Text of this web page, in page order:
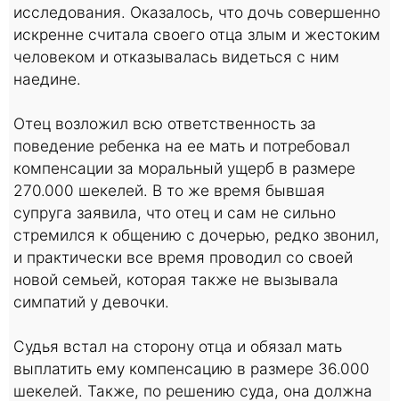
исследования. Оказалось, что дочь совершенно
искренне считала своего отца злым и жестоким
человеком и отказывалась видеться с ним
наедине.
Отец возложил всю ответственность за
поведение ребенка на ее мать и потребовал
компенсации за моральный ущерб в размере
270.000 шекелей. В то же время бывшая
супруга заявила, что отец и сам не сильно
стремился к общению с дочерью, редко звонил,
и практически все время проводил со своей
новой семьей, которая также не вызывала
симпатий у девочки.
Судья встал на сторону отца и обязал мать
выплатить ему компенсацию в размере 36.000
шекелей. Также, по решению суда, она должна